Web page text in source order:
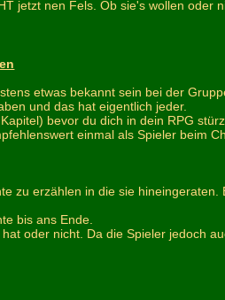
jetzt nen Fels. Ob sie's wollen oder
etwas bekannt sein bei der
und das hat eigentlich jeder.
bevor du dich in dein RPG
einmal als Spieler beim
zu erzählen in die sie hineingeraten.
bis ans Ende.
oder nicht. Da die Spieler jedoch